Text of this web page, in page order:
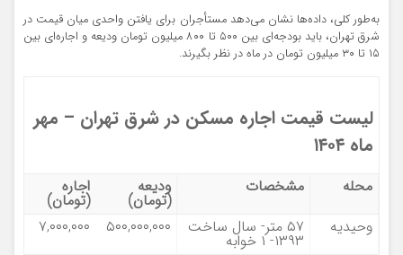
به‌طور کلی، داده‌ها نشان می‌دهد مستأجران برای یافتن واحدی میان‌ قیمت در
شرق تهران، باید بودجه‌ای بین ۵۰۰ تا ۸۰۰ میلیون تومان ودیعه و اجاره‌ای بین
۱۵ تا ۳۰ میلیون تومان در ماه در نظر بگیرند.
لیست قیمت اجاره مسکن در شرق تهران – مهر
ماه ۱۴۰۴
محله مشخصات ودیعه
(تومان)
اجاره
(تومان)
وحیدیه
۵۷ متر- سال ساخت
۱۳۹۳- ۱ خوابه
۵۰۰,۰۰۰,۰۰۰
۷,۰۰۰,۰۰۰